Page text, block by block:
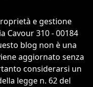
e gestione
Cavour 310 - 00184
blog non è una
aggiornato senza
considerarsi un
legge n. 62 del